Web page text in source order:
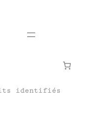
identifiés